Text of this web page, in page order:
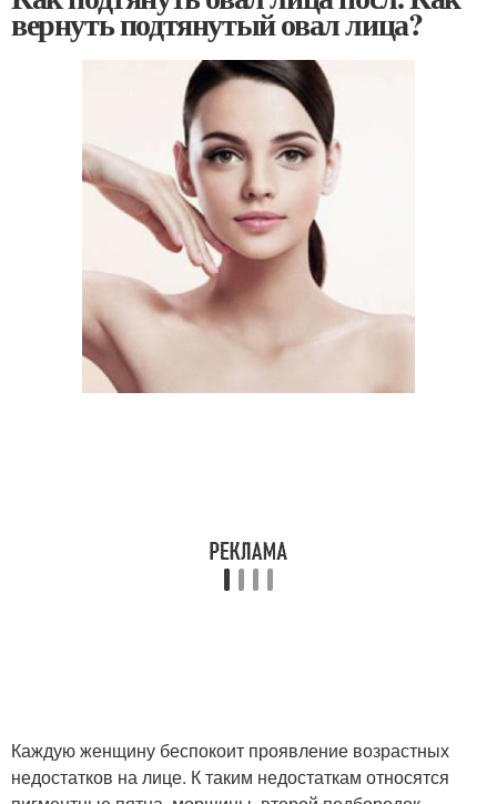
вернуть подтянутый овал лица?
Каждую женщину беспокоит проявление возрастных
недостатков на лице. К таким недостаткам относятся